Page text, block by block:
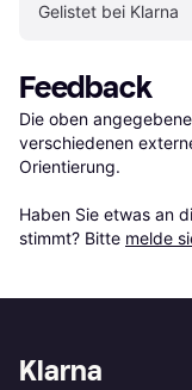
Gelistet bei Klarna
Feedback
Die oben
verschiedenen
Orientierung.
Haben Sie etwas an
stimmt? Bitte melde
Klarna